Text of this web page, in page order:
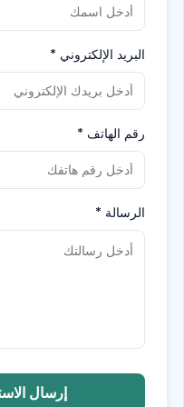
البريد الإلكتروني *
رقم الهاتف *
الرسالة *
إرسال